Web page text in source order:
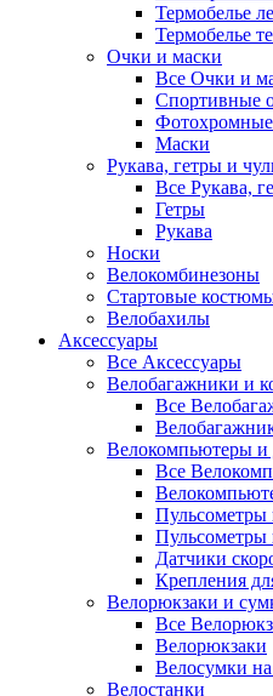
Термобелье
Термобелье
Очки и маски
Все Очки и
Спортивные
Маски
Рукава, гетры и
Все Рукава,
Гетры
Рукава
Носки
Велокомбинезоны
Стартовые
Велобахилы
Аксессуары
Все Аксессуары
Велобагажники и
Все
Велокомпьютеры и
Все
Пульсометры
Пульсометры
Датчики
Крепления
Велорюкзаки и
Все
Велорюкзаки
Велосумки
Велостанки